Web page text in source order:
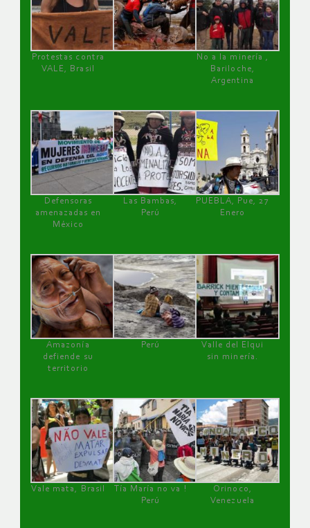
Protestas contra
VALE, Brasil
No a la minería ,
Bariloche,
Argentina
Defensoras
amenazadas en
México
Las Bambas,
Perú
PUEBLA, Pue, 27
Enero
Amazonía
defiende su
territorio
Perú
Valle del Elqui
sin minería.
Vale mata, Brasil
Tía María no va !
Perú
Orinoco,
Venezuela